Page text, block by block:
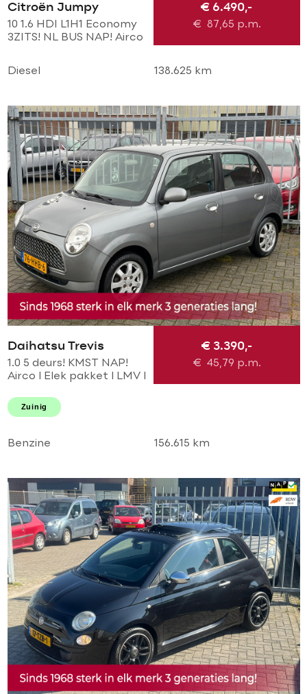
Citroën Jumpy
10 1.6 HDI L1H1 Economy
3ZITS! NL BUS NAP! Airco
Imperial l TOPSTAAT!
€ 6.490,-
€ 87,65 p.m.
Diesel 138.625 km
Daihatsu Trevis
1.0 5 deurs! KMST NAP!
Airco l Elek pakket l LMV l
TOPSTAAT l 2 SLEUTELS l
GOED ODNERHOUDEN!
€ 3.390,-
€ 45,79 p.m.
Zuinig
Benzine 156.615 km